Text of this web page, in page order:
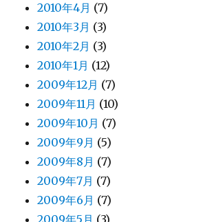
2010年4月 (7)
2010年3月 (3)
2010年2月 (3)
2010年1月 (12)
2009年12月 (7)
2009年11月 (10)
2009年10月 (7)
2009年9月 (5)
2009年8月 (7)
2009年7月 (7)
2009年6月 (7)